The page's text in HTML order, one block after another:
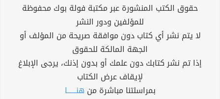
حقوق الكتب المنشورة عبر مكتبة فولة بوك محفوظة
للمؤلفين ودور النشر
لا يتم نشر أي كتاب دون موافقة صريحة من المؤلف أو
الجهة المالكة للحقوق
إذا تم نشر كتابك دون علمك أو بدون إذنك، يرجى الإبلاغ
لإيقاف عرض الكتاب
بمراسلتنا مباشرة من هنــــــا